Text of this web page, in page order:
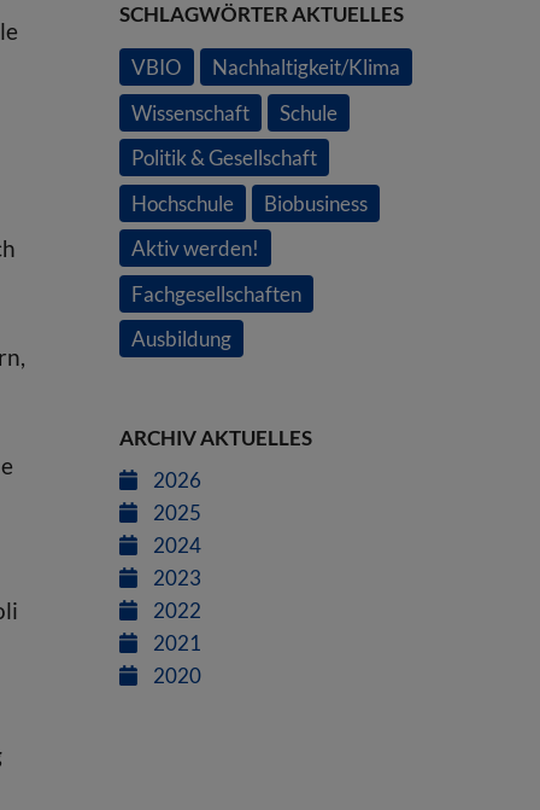
SCHLAGWÖRTER AKTUELLES
VBIO
Nachhaltigkeit/Klima
Wissenschaft
Schule
Politik & Gesellschaft
Hochschule
Biobusiness
Aktiv werden!
Fachgesellschaften
Ausbildung
ARCHIV AKTUELLES
2026
2025
2024
2023
2022
2021
2020